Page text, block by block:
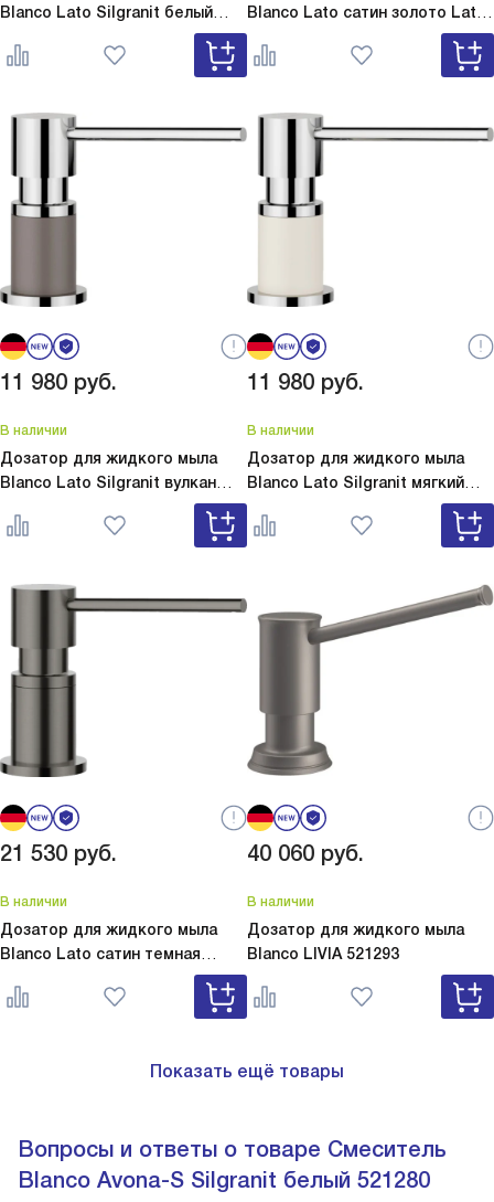
Blanco Lato Silgranit белый
Lato Silgranit белый 525814
Blanco Lato сатин золото Lato
11 980 руб.
В наличии
Дозатор для жидкого мыла
Blanco Lato Silgranit вулкан
Lato Silgranit вулкан
серый 526954
11 980 руб.
В наличии
Дозатор для жидкого мыла
Blanco Lato Silgranit мягкий
Lato Silgranit мягкий
белый 526955
21 530 руб.
В наличии
Дозатор для жидкого мыла
Blanco Lato сатин темная
Lato сатин темная сталь
527743
40 060 руб.
В наличии
Дозатор для жидкого мыла
Blanco LIVIA 521293
Показать ещё товары
Вопросы и ответы о товаре Смеситель
Blanco Avona-S Silgranit белый 521280